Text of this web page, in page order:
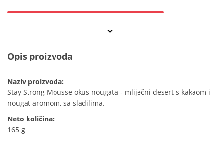
Opis proizvoda
Naziv proizvoda:
Stay Strong Mousse okus nougata - mliječni desert s kakaom i
nougat aromom, sa sladilima.
Neto količina:
165 g